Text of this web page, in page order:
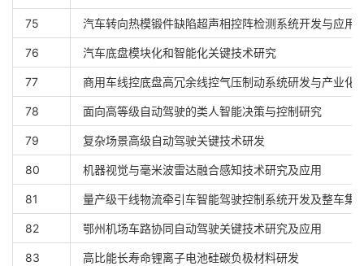
75 汽车转向热模锻件缺陷超声相控阵检测系统开发与应用
76 汽车底盘模块化和智能化关键技术研究
77 商用车线控底盘高冗余线控气压制动系统研发与产业化
78 面向高等级自动驾驶的类人智能决策与控制研究
79 复杂场景高级自动驾驶关键技术研发
80 机器视觉与毫米波雷达融合感知技术研究及应用
81 量产级干线物流牵引车智能驾驶控制系统开发及整车集
82 鄂州机场车路协同自动驾驶关键技术研究及应用
83 高比能长寿命锂离子电池硅碳负极材料研发